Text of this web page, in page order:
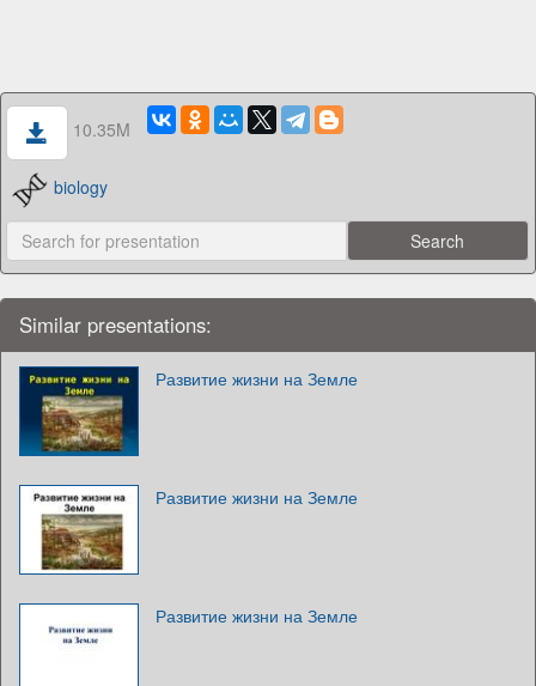
10.35M
biology
Similar presentations:
Развитие жизни на Земле
Развитие жизни на Земле
Развитие жизни на Земле